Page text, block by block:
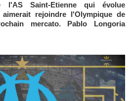
Saint-Etienne qui évolue
rejoindre l'Olympique de
mercato. Pablo Longoria